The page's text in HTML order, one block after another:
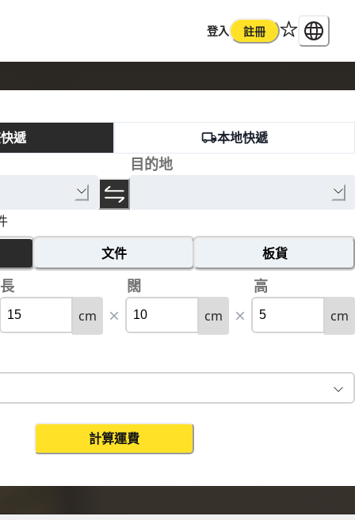
登入 註冊
遞 本地快遞
目的地
文件 板貨
長 闊 高
cm cm cm
計算運費